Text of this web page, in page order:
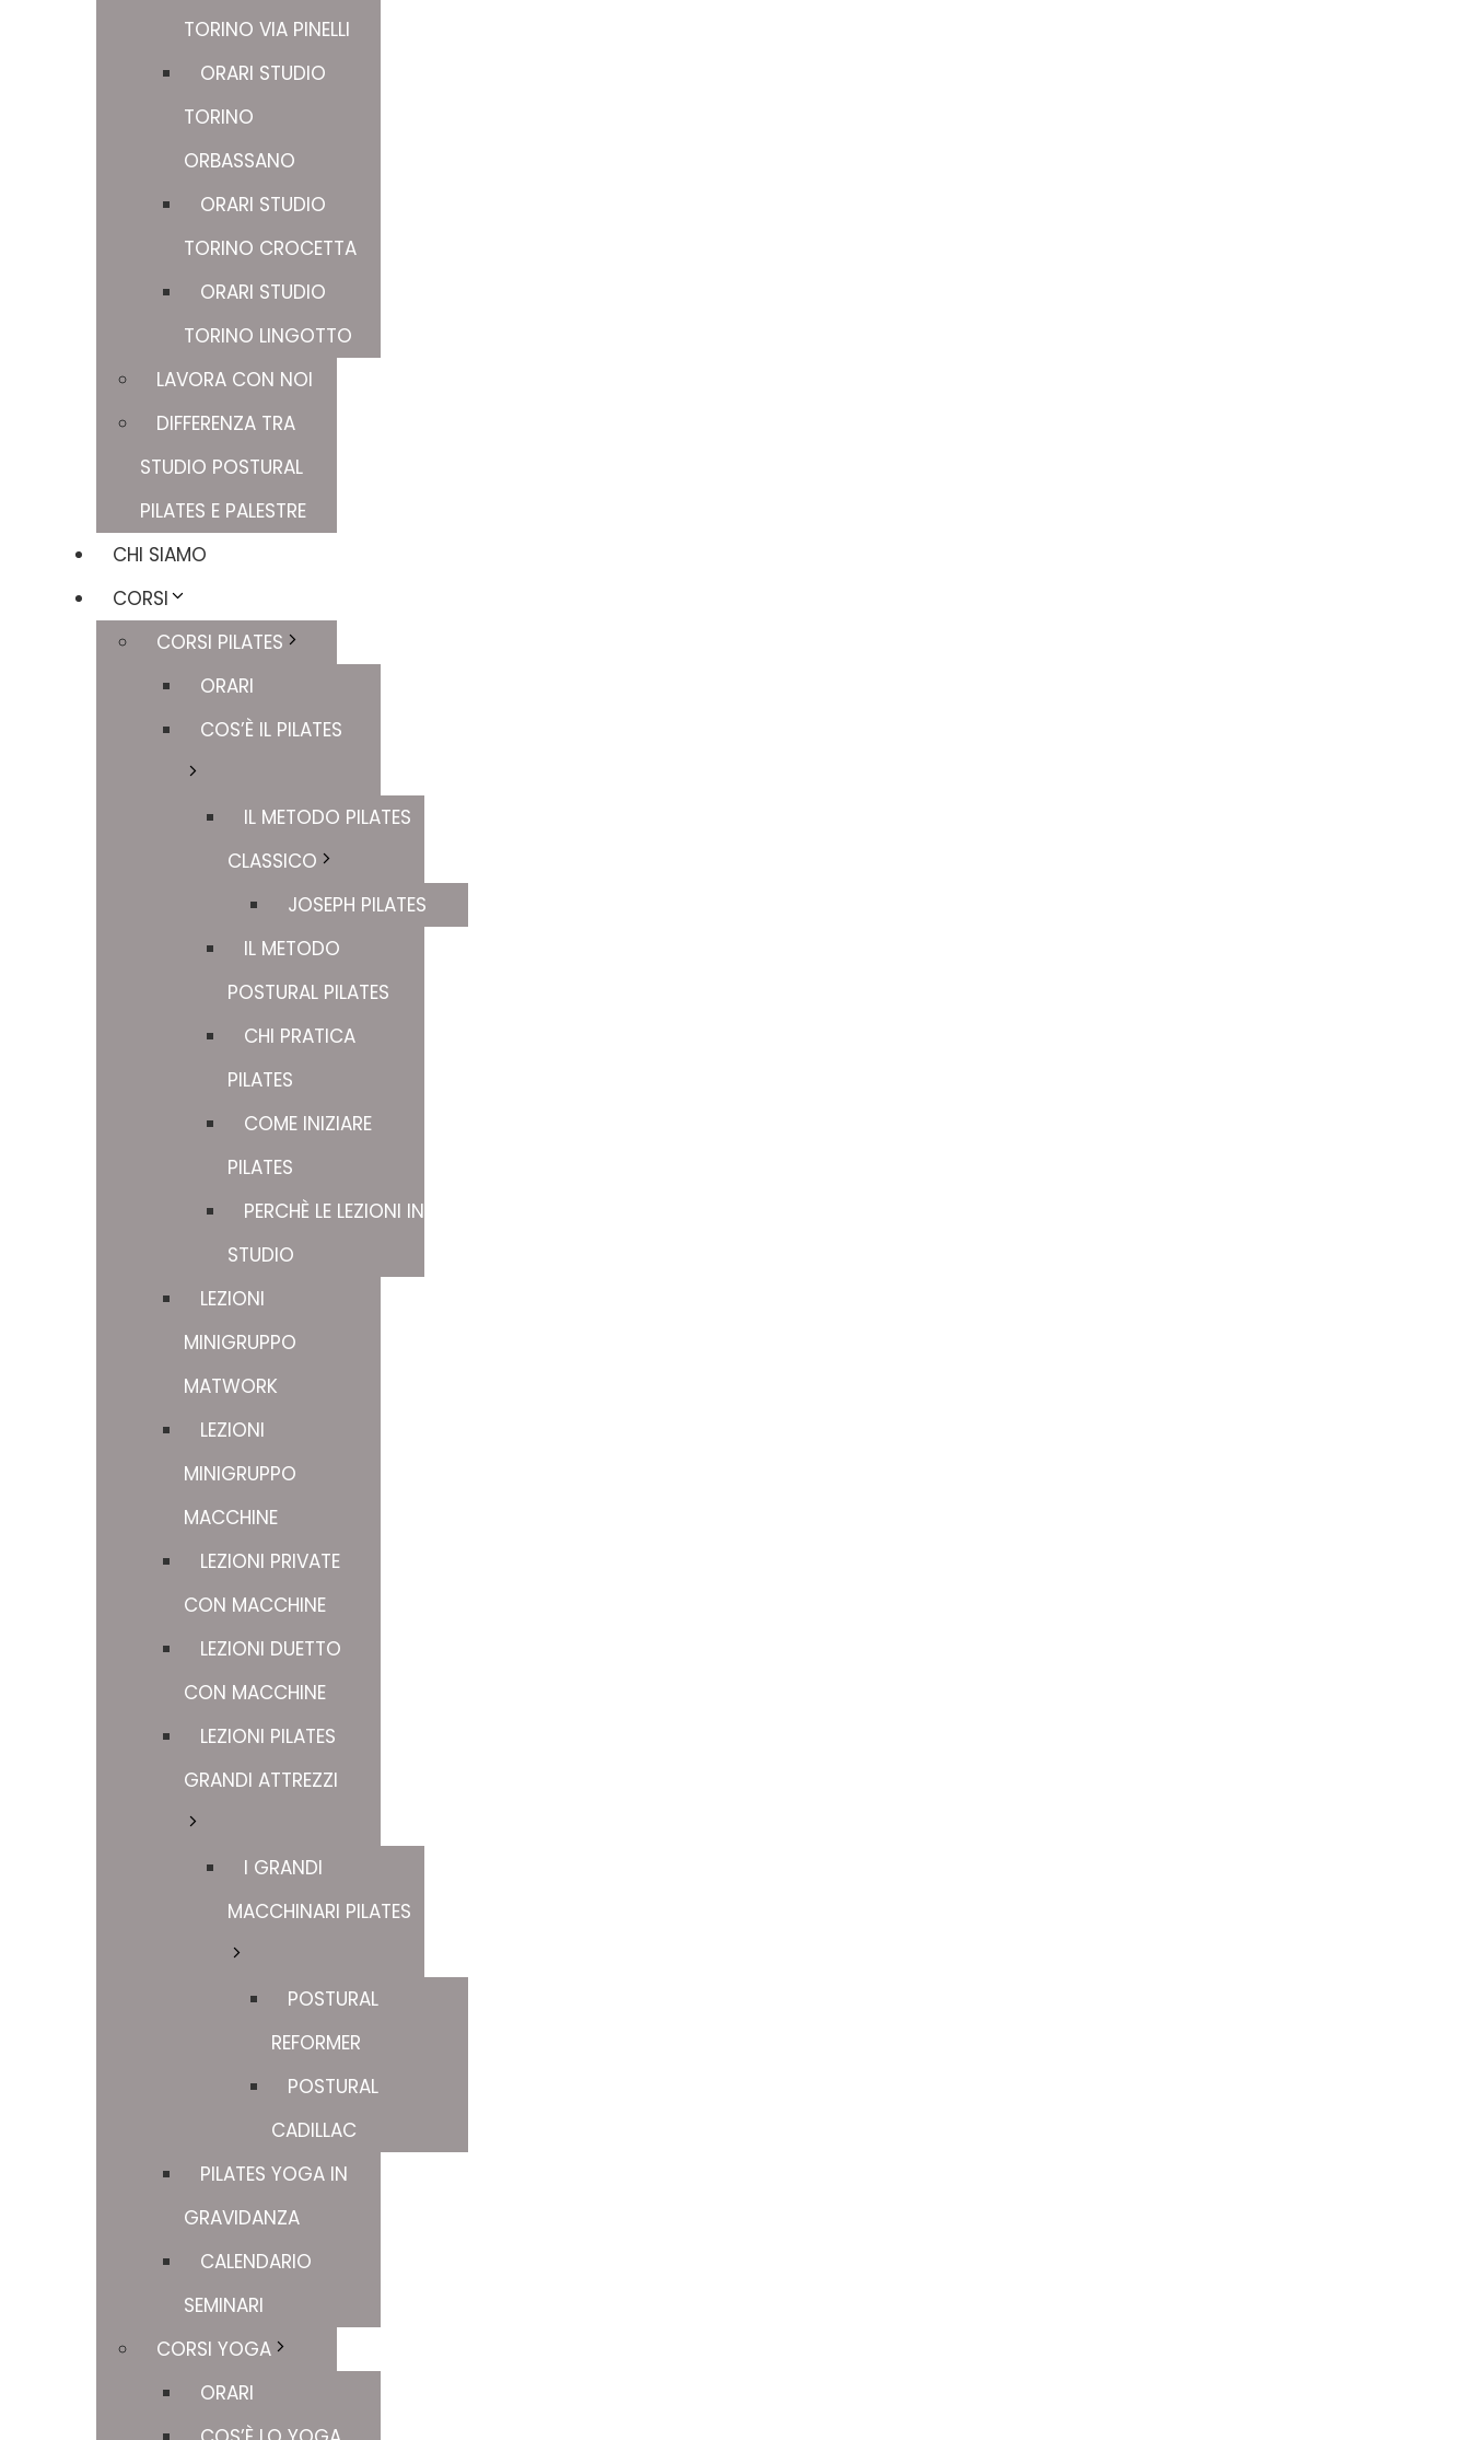
TORINO VIA PINELLI
ORARI STUDIO
TORINO
ORBASSANO
ORARI STUDIO
TORINO CROCETTA
ORARI STUDIO
TORINO LINGOTTO
LAVORA CON NOI
DIFFERENZA TRA
STUDIO POSTURAL
PILATES E PALESTRE
CHI SIAMO
CORSI
CORSI PILATES
ORARI
COS’È IL PILATES
IL METODO PILATES
CLASSICO
JOSEPH PILATES
IL METODO
POSTURAL PILATES
CHI PRATICA
PILATES
COME INIZIARE
PILATES
PERCHÈ LE LEZIONI IN
STUDIO
LEZIONI
MINIGRUPPO
MATWORK
LEZIONI
MINIGRUPPO
MACCHINE
LEZIONI PRIVATE
CON MACCHINE
LEZIONI DUETTO
CON MACCHINE
LEZIONI PILATES
GRANDI ATTREZZI
I GRANDI
MACCHINARI PILATES
POSTURAL
REFORMER
POSTURAL
CADILLAC
PILATES YOGA IN
GRAVIDANZA
CALENDARIO
SEMINARI
CORSI YOGA
ORARI